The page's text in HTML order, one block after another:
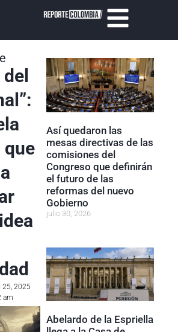
25, 2025
am
Así quedaron las
mesas directivas de las
comisiones del
Congreso que definirán
el futuro de las
reformas del nuevo
Gobierno
julio 30, 2026
Abelardo de la Espriella